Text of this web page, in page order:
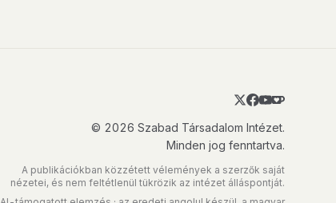
© 2026 Szabad Társadalom Intézet.
Minden jog fenntartva.
A publikációkban közzétett vélemények a szerzők saját
nézetei, és nem feltétlenül tükrözik az intézet álláspontját.